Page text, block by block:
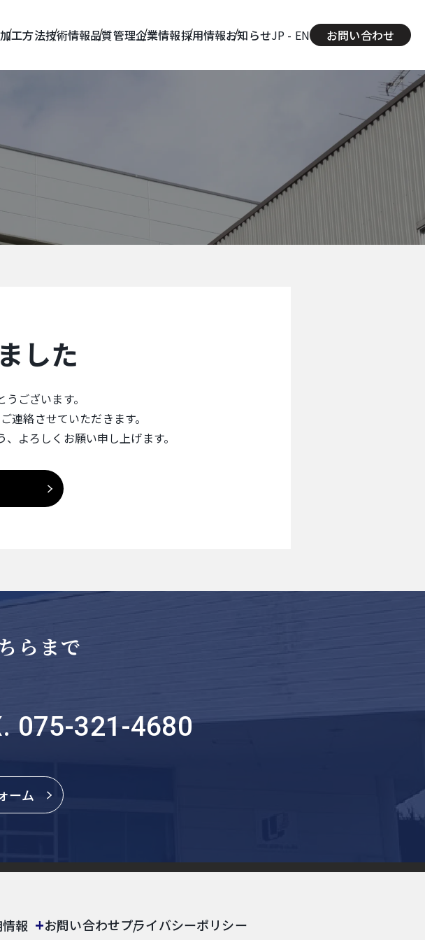
加工方法技術情報品質管理企業情報採用情報お知らせJP - EN お問い合わせ
した
ございます。
連絡させていただきます。
よろしくお願い申し上げます。
らまで
075-321-4680
ーム
報 お問い合わせプライバシーポリシー